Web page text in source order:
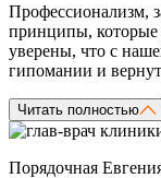
Профессионализм,
принципы,
уверены, что с
гипомании и
Читать полностью
Порядочная